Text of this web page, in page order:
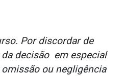
Por discordar de
decisão em especial
ou negligência